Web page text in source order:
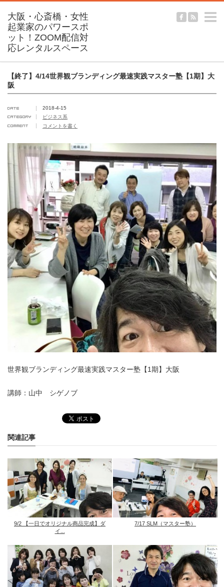
【終了】4/14世界観ブランディング最速実践マスター塾【1期】大
阪
2018-4-15
ビジネス系
コメントを書く
世界観ブランディング最速実践マスター塾【1期】大阪
講師：山中 シゲノブ
関連記事
9/2 【一日でオリジナル商品完成】ダ
イ...
7/17 SLM（マスター塾）